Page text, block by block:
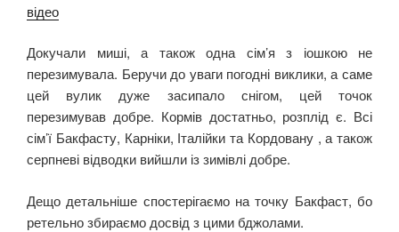
відео
Докучали миші, а також одна сім’я з іошкою не
перезимувала. Беручи до уваги погодні виклики, а саме
цей вулик дуже засипало снігом, цей точок
перезимував добре. Кормів достатньо, розплід є. Всі
сім’ї Бакфасту, Карніки, Італійки та Кордовану , а також
серпневі відводки вийшли із зимівлі добре.
Дещо детальніше спостерігаємо на точку Бакфаст, бо
ретельно збираємо досвід з цими бджолами.